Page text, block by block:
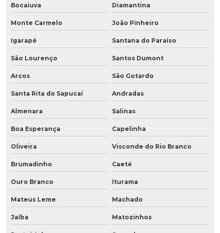
Bocaiuva Diamantina
Monte Carmelo João Pinheiro
Igarapé Santana do Paraíso
São Lourenço Santos Dumont
Arcos São Gotardo
Santa Rita do Sapucaí Andradas
Almenara Salinas
Boa Esperança Capelinha
Oliveira Visconde do Rio Branco
Brumadinho Caeté
Ouro Branco Iturama
Mateus Leme Machado
Jaíba Matozinhos